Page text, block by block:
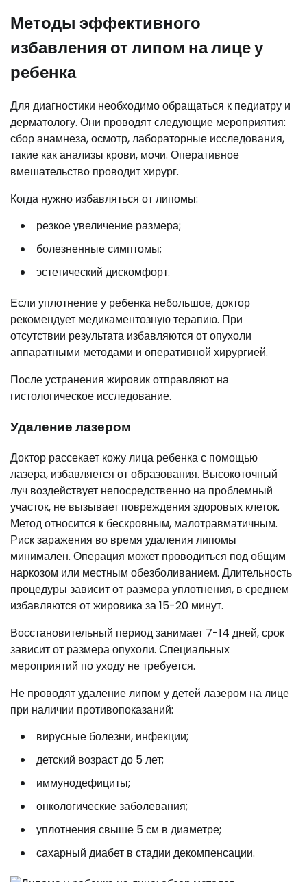
Методы эффективного
избавления от липом на лице у
ребенка
Для диагностики необходимо обращаться к педиатру и
дерматологу. Они проводят следующие мероприятия:
сбор анамнеза, осмотр, лабораторные исследования,
такие как анализы крови, мочи. Оперативное
вмешательство проводит хирург.
Когда нужно избавляться от липомы:
резкое увеличение размера;
болезненные симптомы;
эстетический дискомфорт.
Если уплотнение у ребенка небольшое, доктор
рекомендует медикаментозную терапию. При
отсутствии результата избавляются от опухоли
аппаратными методами и оперативной хирургией.
После устранения жировик отправляют на
гистологическое исследование.
Удаление лазером
Доктор рассекает кожу лица ребенка с помощью
лазера, избавляется от образования. Высокоточный
луч воздействует непосредственно на проблемный
участок, не вызывает повреждения здоровых клеток.
Метод относится к бескровным, малотравматичным.
Риск заражения во время удаления липомы
минимален. Операция может проводиться под общим
наркозом или местным обезболиванием. Длительность
процедуры зависит от размера уплотнения, в среднем
избавляются от жировика за 15-20 минут.
Восстановительный период занимает 7-14 дней, срок
зависит от размера опухоли. Специальных
мероприятий по уходу не требуется.
Не проводят удаление липом у детей лазером на лице
при наличии противопоказаний:
вирусные болезни, инфекции;
детский возраст до 5 лет;
иммунодефициты;
онкологические заболевания;
уплотнения свыше 5 см в диаметре;
сахарный диабет в стадии декомпенсации.